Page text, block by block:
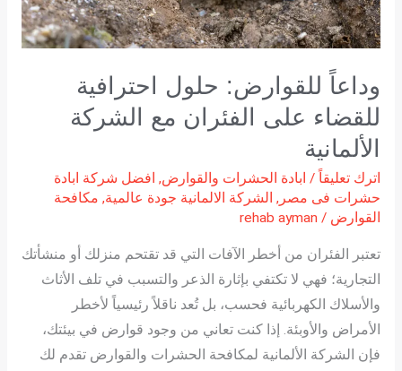
وداعاً للقوارض: حلول احترافية
للقضاء على الفئران مع الشركة
الألمانية
اترك تعليقاً / ابادة الحشرات والقوارض, افضل شركة ابادة
حشرات فى مصر , الشركة الالمانية جودة عالمية, مكافحة
القوارض /
rehab ayman
تعتبر الفئران من أخطر الآفات التي قد تقتحم منزلك أو منشأتك
التجارية؛ فهي لا تكتفي بإثارة الذعر والتسبب في تلف الأثاث
والأسلاك الكهربائية فحسب، بل تُعد ناقلاً رئيسياً لأخطر
الأمراض والأوبئة. إذا كنت تعاني من وجود قوارض في بيئتك،
فإن الشركة الألمانية لمكافحة الحشرات والقوارض تقدم لك
الألمانية